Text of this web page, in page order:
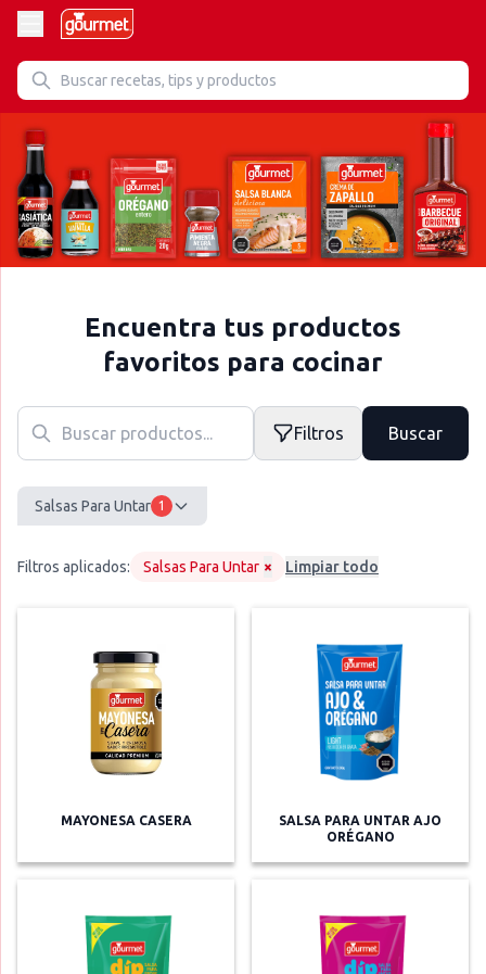
Encuentra tus productos
favoritos para cocinar
Filtros Buscar
Salsas Para Untar 1
Filtros aplicados: Salsas Para Untar × Limpiar todo
MAYONESA CASERA
SALSA PARA UNTAR AJO
ORÉGANO